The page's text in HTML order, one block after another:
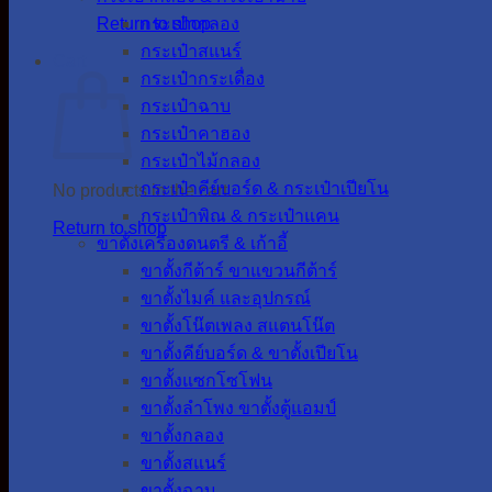
Return to shop
No products in the cart.
Return to shop
กระเป๋ากลอง
กระเป๋าสแนร์
กระเป๋ากระเดื่อง
กระเป๋าฉาบ
กระเป๋าคาฮอง
กระเป๋าไม้กลอง
กระเป๋าคีย์บอร์ด & กระเป๋าเปียโน
กระเป๋าพิณ & กระเป๋าแคน
ขาตั้งเครื่องดนตรี & เก้าอี้
ขาตั้งกีต้าร์ ขาแขวนกีต้าร์
ขาตั้งไมค์ และอุปกรณ์
ขาตั้งโน๊ตเพลง สแตนโน๊ต
ขาตั้งคีย์บอร์ด & ขาตั้งเปียโน
ขาตั้งแซกโซโฟน
ขาตั้งลำโพง ขาตั้งตู้แอมป์
ขาตั้งกลอง
ขาตั้งสแนร์